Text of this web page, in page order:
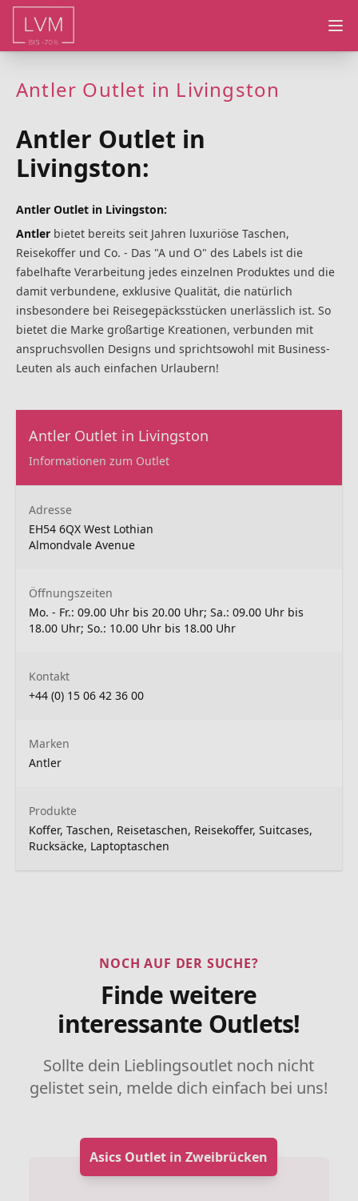
Antler Outlet in Livingston
Antler Outlet in
Livingston:
Antler Outlet in Livingston:
Antler bietet bereits seit Jahren luxuriöse Taschen,
Reisekoffer und Co. - Das "A und O" des Labels ist die
fabelhafte Verarbeitung jedes einzelnen Produktes und die
damit verbundene, exklusive Qualität, die natürlich
insbesondere bei Reisegepäcksstücken unerlässlich ist. So
bietet die Marke großartige Kreationen, verbunden mit
anspruchsvollen Designs und sprichtsowohl mit Business-
Leuten als auch einfachen Urlaubern!
Antler Outlet in Livingston
Informationen zum Outlet
Adresse
EH54 6QX West Lothian
Almondvale Avenue
Öffnungszeiten
Mo. - Fr.: 09.00 Uhr bis 20.00 Uhr; Sa.: 09.00 Uhr bis
18.00 Uhr; So.: 10.00 Uhr bis 18.00 Uhr
Kontakt
+44 (0) 15 06 42 36 00
Marken
Antler
Produkte
Koffer, Taschen, Reisetaschen, Reisekoffer, Suitcases,
Rucksäcke, Laptoptaschen
NOCH AUF DER SUCHE?
Finde weitere
interessante Outlets!
Sollte dein Lieblingsoutlet noch nicht
gelistet sein, melde dich einfach bei uns!
Asics Outlet in Zweibrücken